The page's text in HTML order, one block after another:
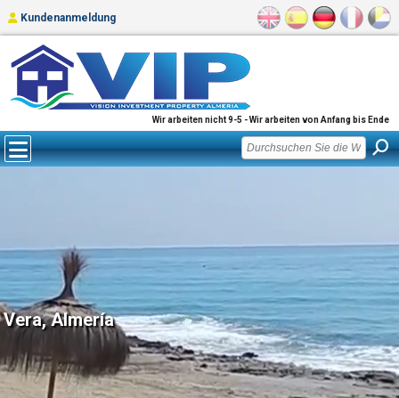
Wir arbeiten nicht 9-5 - Wir arbeiten von Anfang bis Ende
Kundenanmeldung
Vera, Almería